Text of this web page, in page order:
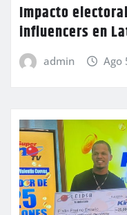
Impacto
influencers en
admin Ago